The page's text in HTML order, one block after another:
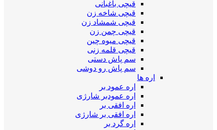
قیچی باغبانی
قیچی شاخه زن
قیچی شمشاد زن
قیچی چمن زن
قیچی میوه چین
قیچی قلمه زنی
سم پاش دستی
سم پاش رو دوشی
اره ها
اره عمود بر
اره عمودبر شارژی
اره افقی بر
اره افقی بر شارژی
اره گرد بر